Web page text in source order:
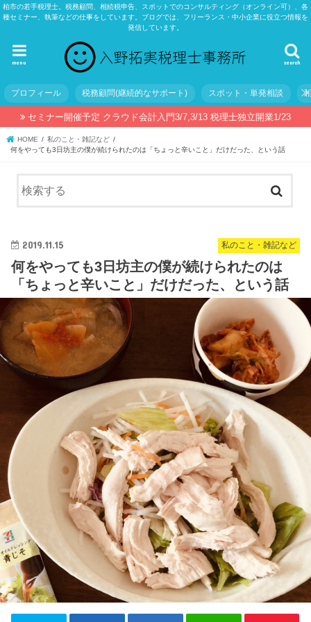
柏市の若手税理士。税務顧問、相続税申告、スポットでのコンサルティング（オンライン可）、各
種セミナー、執筆などの仕事をしています。ブログでは、フリーランス・中小企業に役立つ情報を
発信しています。
search
menu
プロフィール 税務顧問(継続的なサポート) スポット・単発相談
セミナー開催予定 クラウド会計入門3/7,3/13 税理士独立開業1/23
HOME
私のこと・雑記など
何をやっても3日坊主の僕が続けられたのは「ちょっと辛いこと」だけだった、という話
私のこと・雑記など
2019.11.15
何をやっても3日坊主の僕が続けられたのは
「ちょっと辛いこと」だけだった、という話